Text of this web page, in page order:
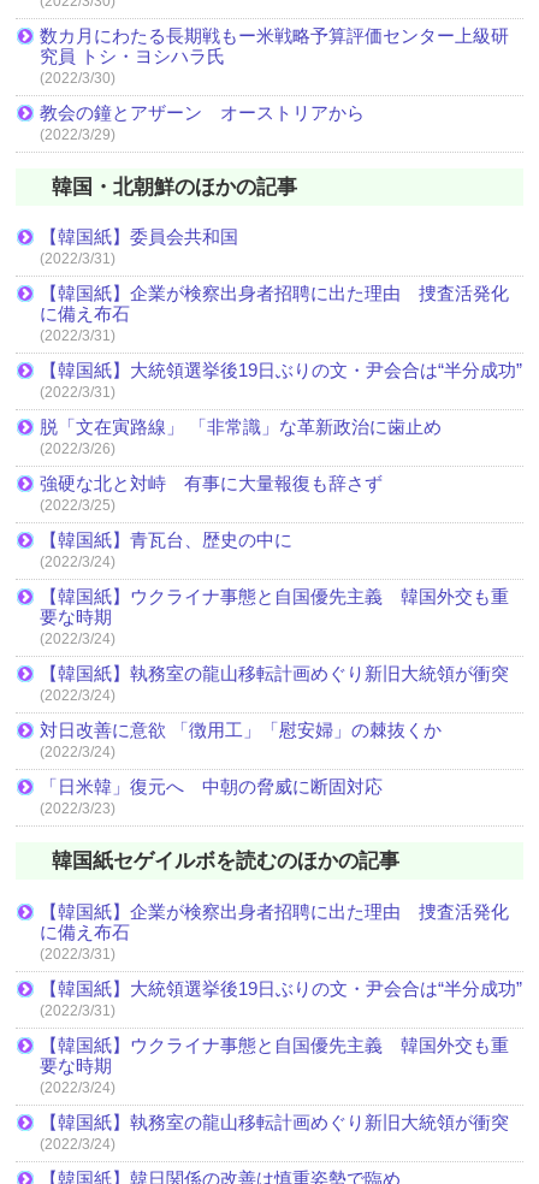
数カ月にわたる長期戦もー米戦略予算評価センター上級研
究員 トシ・ヨシハラ氏
(2022/3/30)
教会の鐘とアザーン オーストリアから
(2022/3/29)
韓国・北朝鮮のほかの記事
【韓国紙】委員会共和国
(2022/3/31)
【韓国紙】企業が検察出身者招聘に出た理由 捜査活発化
に備え布石
(2022/3/31)
【韓国紙】大統領選挙後19日ぶりの文・尹会合は“半分成功”
(2022/3/31)
脱「文在寅路線」 「非常識」な革新政治に歯止め
(2022/3/26)
強硬な北と対峙 有事に大量報復も辞さず
(2022/3/25)
【韓国紙】青瓦台、歴史の中に
(2022/3/24)
【韓国紙】ウクライナ事態と自国優先主義 韓国外交も重
要な時期
(2022/3/24)
【韓国紙】執務室の龍山移転計画めぐり新旧大統領が衝突
(2022/3/24)
対日改善に意欲 「徴用工」「慰安婦」の棘抜くか
(2022/3/24)
「日米韓」復元へ 中朝の脅威に断固対応
(2022/3/23)
韓国紙セゲイルボを読むのほかの記事
【韓国紙】企業が検察出身者招聘に出た理由 捜査活発化
に備え布石
(2022/3/31)
【韓国紙】大統領選挙後19日ぶりの文・尹会合は“半分成功”
(2022/3/31)
【韓国紙】ウクライナ事態と自国優先主義 韓国外交も重
要な時期
(2022/3/24)
【韓国紙】執務室の龍山移転計画めぐり新旧大統領が衝突
(2022/3/24)
【韓国紙】韓日関係の改善は慎重姿勢で臨め